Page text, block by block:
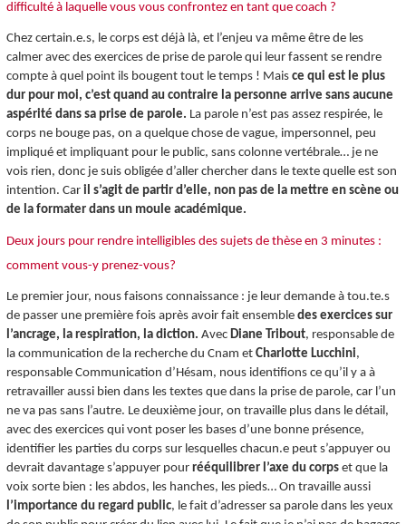
difficulté à laquelle vous vous confrontez en tant que coach ?
Chez certain.e.s, le corps est déjà là, et l’enjeu va même être de les
calmer avec des exercices de prise de parole qui leur fassent se rendre
compte à quel point ils bougent tout le temps ! Mais ce qui est le plus
dur pour moi, c’est quand au contraire la personne arrive sans aucune
aspérité dans sa prise de parole. La parole n’est pas assez respirée, le
corps ne bouge pas, on a quelque chose de vague, impersonnel, peu
impliqué et impliquant pour le public, sans colonne vertébrale… je ne
vois rien, donc je suis obligée d’aller chercher dans le texte quelle est son
intention. Car il s’agit de partir d’elle, non pas de la mettre en scène ou
de la formater dans un moule académique.
Deux jours pour rendre intelligibles des sujets de thèse en 3 minutes :
comment vous-y prenez-vous?
Le premier jour, nous faisons connaissance : je leur demande à tou.te.s
de passer une première fois après avoir fait ensemble des exercices sur
l’ancrage, la respiration, la diction. Avec Diane Tribout, responsable de
la communication de la recherche du Cnam et Charlotte Lucchini,
responsable Communication d’Hésam, nous identifions ce qu’il y a à
retravailler aussi bien dans les textes que dans la prise de parole, car l’un
ne va pas sans l’autre. Le deuxième jour, on travaille plus dans le détail,
avec des exercices qui vont poser les bases d’une bonne présence,
identifier les parties du corps sur lesquelles chacun.e peut s’appuyer ou
devrait davantage s’appuyer pour rééquilibrer l’axe du corpset que la
voix sorte bien : les abdos, les hanches, les pieds… On travaille aussi
l’importance du regard public, le fait d’adresser sa parole dans les yeux